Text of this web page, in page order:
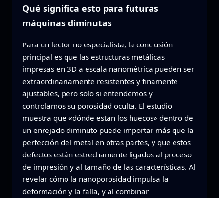
Qué significa esto para futuras
máquinas diminutas
Para un lector no especialista, la conclusión
principal es que las estructuras metálicas
impresas en 3D a escala nanométrica pueden ser
extraordinariamente resistentes y finamente
ajustables, pero solo si entendemos y
controlamos su porosidad oculta. El estudio
muestra que «dónde están los huecos» dentro de
un enrejado diminuto puede importar más que la
perfección del metal en otras partes, y que estos
defectos están estrechamente ligados al proceso
de impresión y al tamaño de las características. Al
revelar cómo la nanoporosidad impulsa la
deformación y la falla, y al combinar